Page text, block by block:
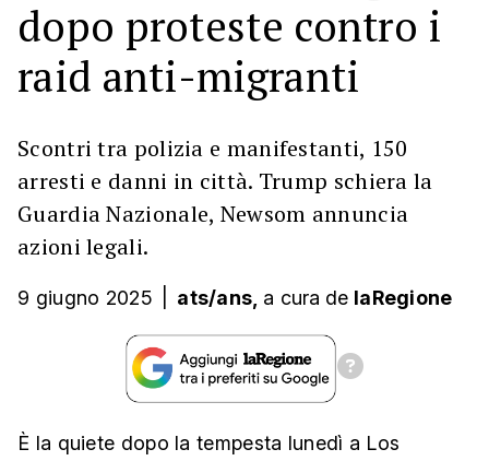
dopo proteste contro i
raid anti-migranti
Scontri tra polizia e manifestanti, 150
arresti e danni in città. Trump schiera la
Guardia Nazionale, Newsom annuncia
azioni legali.
9 giugno 2025 ats/ans, a cura de laRegione
È la quiete dopo la tempesta lunedì a Los